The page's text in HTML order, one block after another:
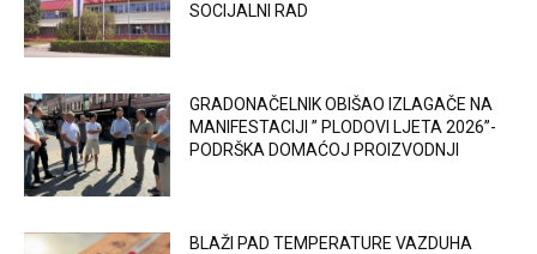
SOCIJALNI RAD
GRADONAČELNIK OBIŠAO IZLAGAČE NA
MANIFESTACIJI ” PLODOVI LJETA 2026”-
PODRŠKA DOMAĆOJ PROIZVODNJI
BLAŽI PAD TEMPERATURE VAZDUHA